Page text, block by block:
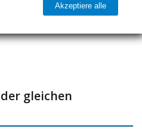
gleichen
Akzeptiere alle